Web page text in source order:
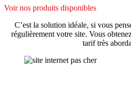
Voir nos produits disponibles
C’est la solution idéale, si vous
régulièrement votre site. Vous
tarif très